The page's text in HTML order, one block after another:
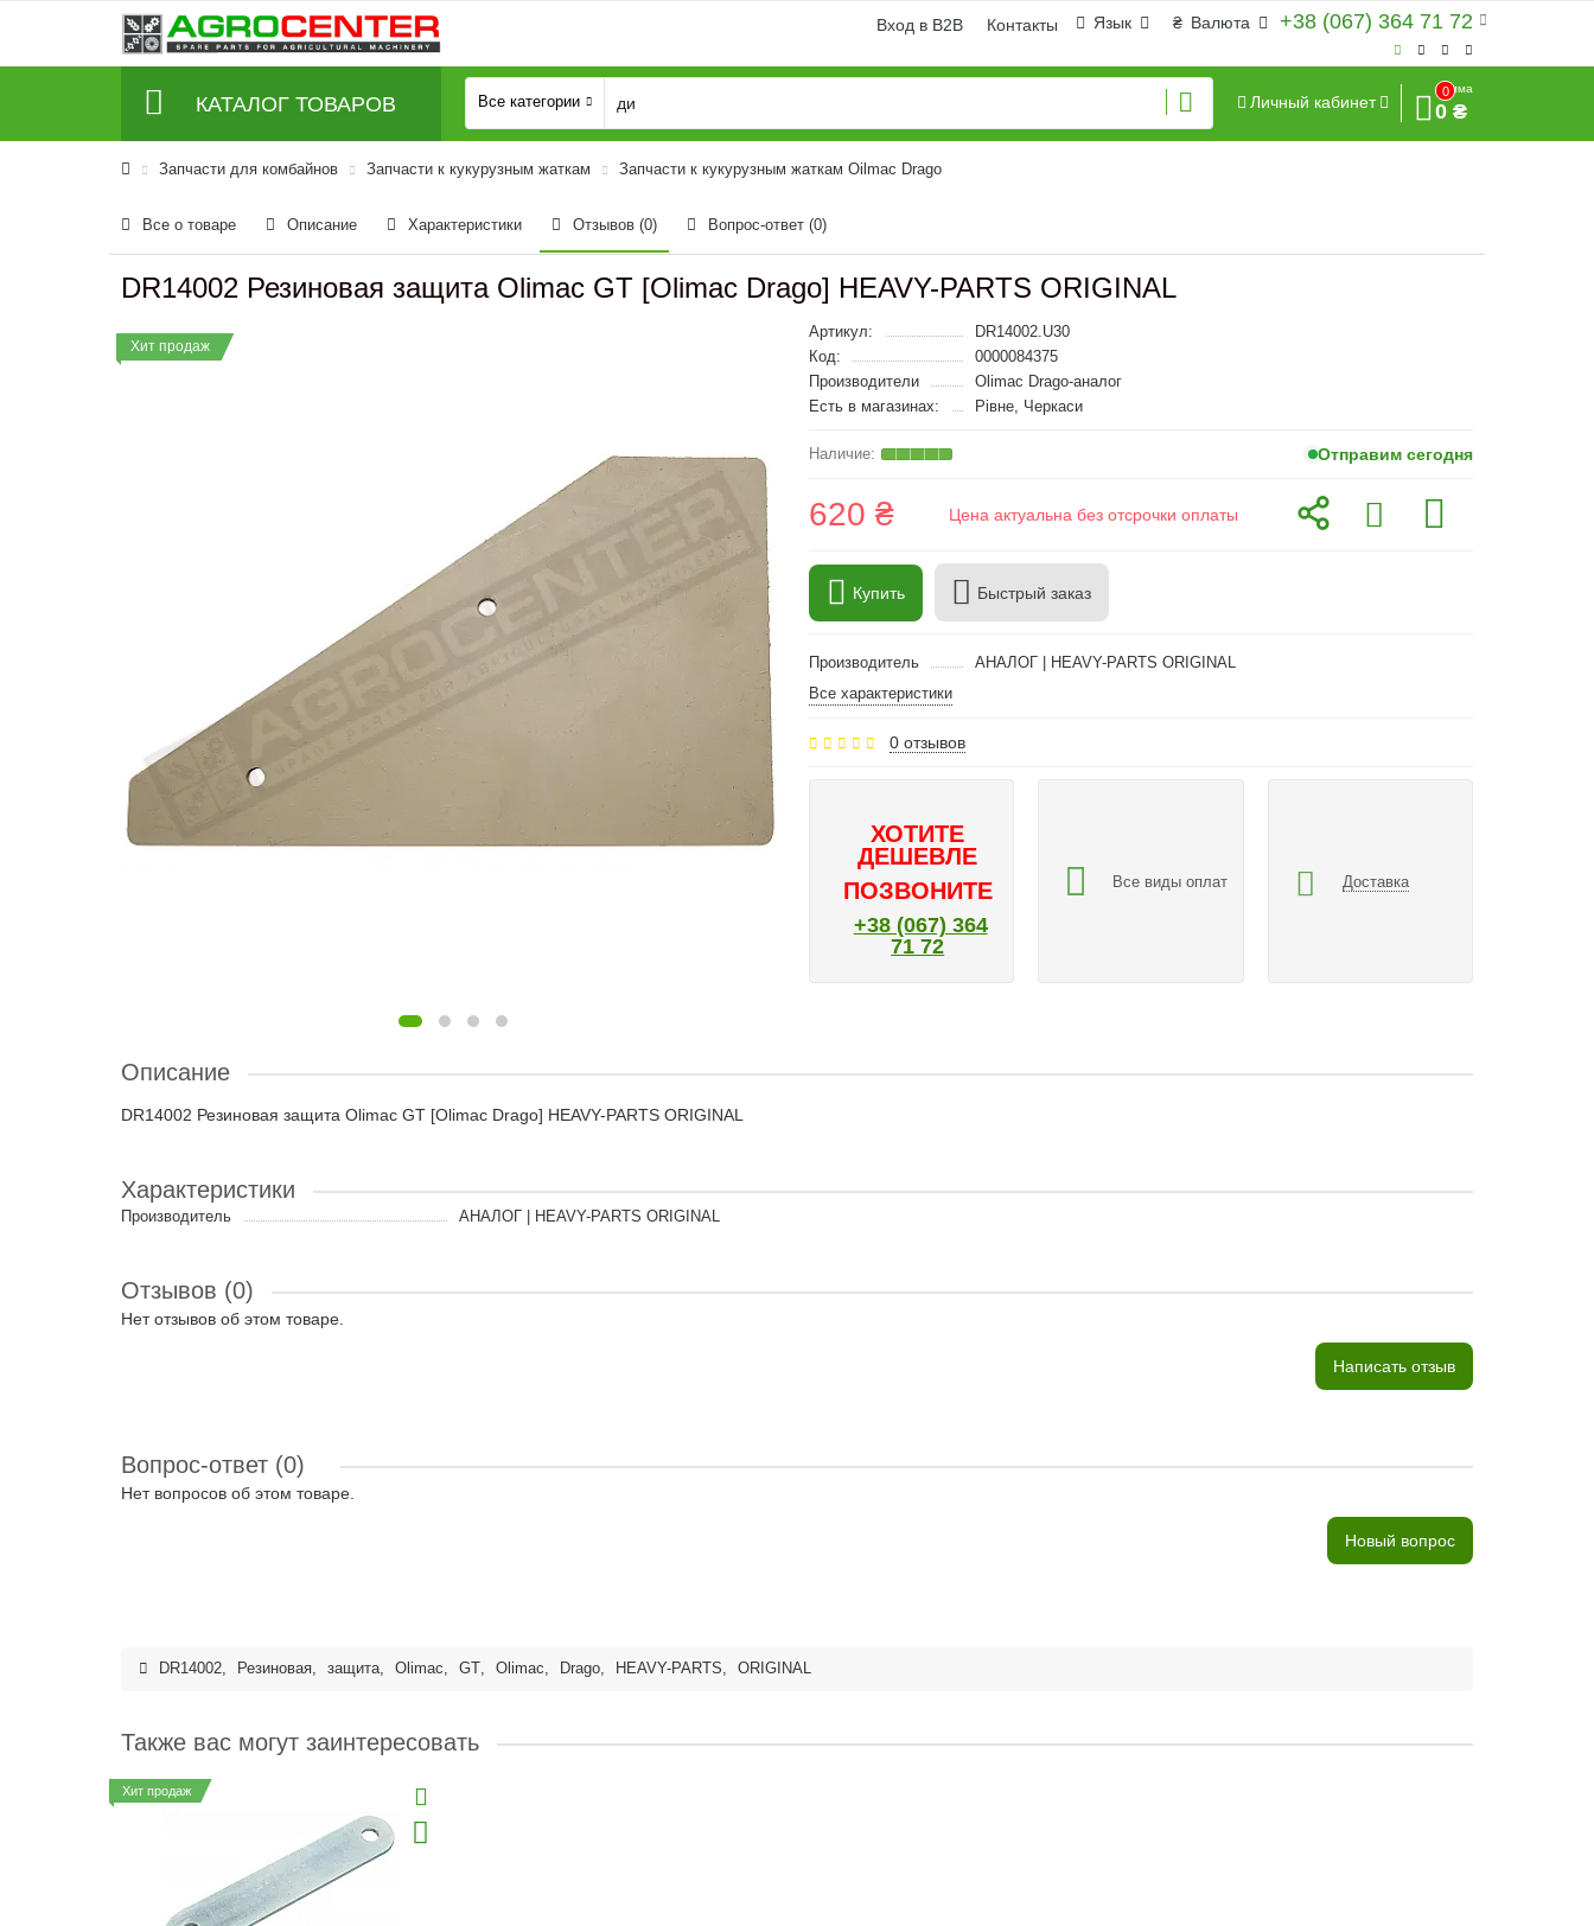
+38 (067) 364 71 72
₴ Валюта
Язык
Вход в B2B Контакты
КАТАЛОГ ТОВАРОВ Все категории Личный кабинет
0
Сумма
0 ₴
Запчасти для комбайнов Запчасти к кукурузным жаткам Запчасти к кукурузным жаткам Oilmac Drago
Все о товаре Описание Характеристики Отзывов (0) Вопрос-ответ (0)
DR14002 Резиновая защита Olimac GT [Olimac Drago] HEAVY-PARTS ORIGINAL
Хит продаж
Артикул:
DR14002.U30
Код:
0000084375
Производители
Olimac Drago-аналог
Есть в магазинах:
Рівне, Черкаси
Отправим сегодня
620 ₴ Цена актуальна без отсрочки оплаты
Купить Быстрый заказ
Производитель
АНАЛОГ | HEAVY-PARTS ORIGINAL
Все характеристики
0 отзывов
ХОТИТЕ
ДЕШЕВЛЕ
ПОЗВОНИТЕ
+38 (067) 364
71 72
Все виды оплат Доставка
Описание
DR14002 Резиновая защита Olimac GT [Olimac Drago] HEAVY-PARTS ORIGINAL
Характеристики
Производитель АНАЛОГ | HEAVY-PARTS ORIGINAL
Отзывов (0)
Нет отзывов об этом товаре.
Написать отзыв
Вопрос-ответ (0)
Нет вопросов об этом товаре.
Новый вопрос
DR14002, Резиновая, защита, Olimac, GT , Olimac, Drago, HEAVY-PARTS, ORIGINAL
Также вас могут заинтересовать
Хит продаж